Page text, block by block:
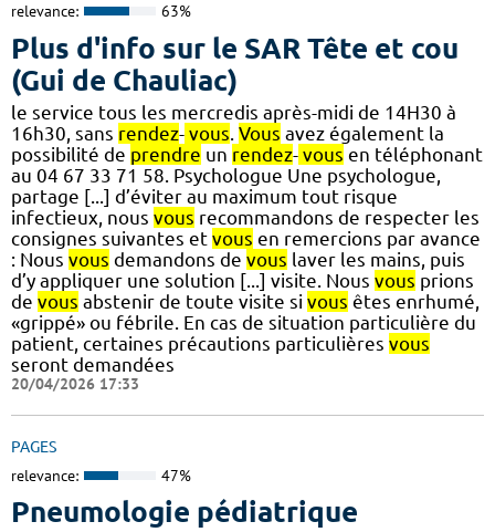
relevance: 63%
Plus d'info sur le SAR Tête et cou
(Gui de Chauliac)
le service tous les mercredis après-midi de 14H30 à
16h30, sans rendez- vous. Vous avez également la
possibilité de prendre un rendez- vous en téléphonant
au 04 67 33 71 58. Psychologue Une psychologue,
partage [...] d’éviter au maximum tout risque
infectieux, nous vous recommandons de respecter les
consignes suivantes et vous en remercions par avance
: Nous vous demandons de vous laver les mains, puis
d’y appliquer une solution [...] visite. Nous vous prions
de vous abstenir de toute visite si vous êtes enrhumé,
«grippé» ou fébrile. En cas de situation particulière du
patient, certaines précautions particulières vous
seront demandées
20/04/2026 17:33
PAGES
relevance: 47%
Pneumologie pédiatrique